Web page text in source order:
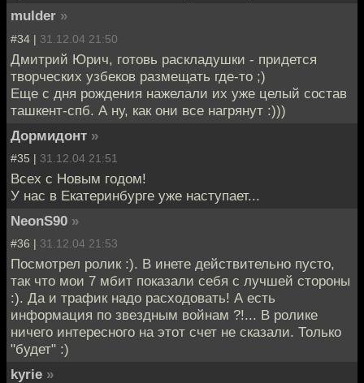
mulder »
#34 | 31.12.04 21:50
Дмитрий Юрич, готовь раскладушки - придется
творческих узбеков размещать где-то ;)
Еще с дня рождения нажелали их уже целый состав
ташкент-спб. А ну, как они все нагрянут :)))
Дормидонт »
#35 | 31.12.04 21:51
Всех с Новым годом!
У нас в Екатеринбурге уже наступает...
NeonS90 »
#36 | 31.12.04 21:53
Посмотрел ролик :). В инете действительно пусто,
так что мои 7 мбит показали себя с лучшей стороны
:). Да и трафик надо расходовать! А есть
информация по звездным войнам ?!... В ролике
ничего интересного на этот счет не сказали. Только
"будет" :)
kyrie »